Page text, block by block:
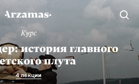
Курс
история главного
плута
4 лекции